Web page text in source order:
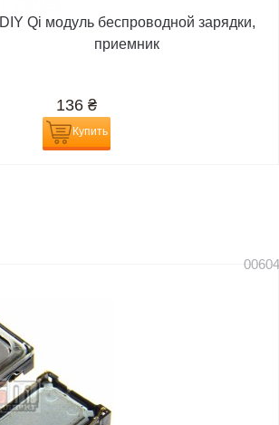
DIY Qi модуль беспроводной зарядки,
приемник
136 ₴
Купить